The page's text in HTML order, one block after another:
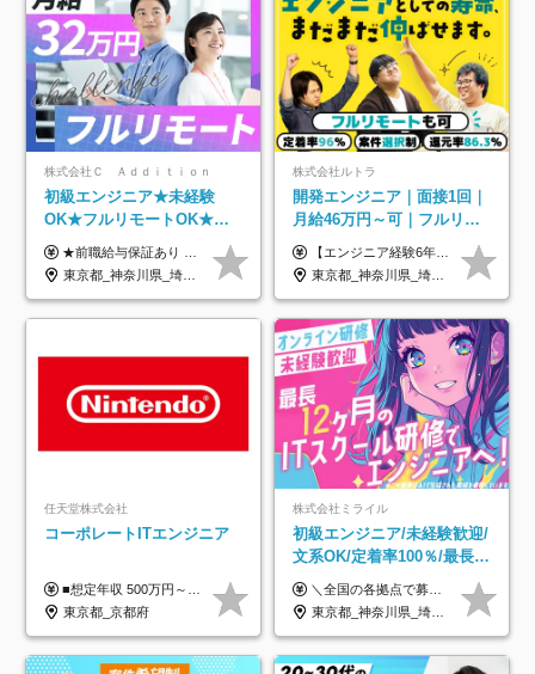
株式会社Ｃ Ａｄｄｉｔｉｏｎ
初級エンジニア★未経験
OK★フルリモートOK★月
給32万円～★残業月10h＆
年休120日以上★副業可
★前職給与保証あり ★月給32万円以上＋インセンティブあり 月給32万円以上＋インセンティブ＋各種手当 ※上記には固定残業代（月30時間・44,400円～）を含みます ※超過分は別途支給します ※試用期間はございません ★＼成果＝あなたの収入／★ 【1】案件単価ー8万円＝あなたの給与 参画したプロジェクトの案件単価から 一律8万円引いた金額があなたの給与です！ （月給例） ■1人称での構築・小規模な詳細設計 案件単価55万円ー8万円＝月給47万円（還元率85.5%） ■大型案件の設計・構築やプロジェクト管理 案件単価90万円ー8万円＝月給82万円（還元率91.1%） ‥‥‥‥‥‥‥‥‥‥‥‥‥‥‥‥‥‥ 【2】月給の他にも豊富なインセンティブあり 全員が月3～13万円のインセンティブをゲットしています！ ≪インセンティブ制度≫ 稼働している現場で増員・交代が発生し、 当社の人員を配属が決定した際に支給。 ◇C Addition正社員が参画 ：実粗利の10%／毎月 ◇協力会社所属の社員が参画：実粗利の30%／毎月 ≪リファラル制度≫ あなたの知り合いが当社のメンバーになった際に、 毎月1人あたり2万円支給します◎ ‥‥‥‥‥‥‥‥‥‥‥‥‥‥‥‥‥‥
東京都_神奈川県_埼玉県_千葉県_大阪府_愛知県_北海道_青森県_岩手県_宮城県_秋田県_山形県_福島県_茨城県_栃木県_群馬県_新潟県_山梨県_長野県_富山県_石川県_福井県_静岡県_岐阜県_三重県_兵庫県_京都府_滋賀県_奈良県_和歌山県_広島県_岡山県_鳥取県_島根県_山口県_徳島県_香川県_愛媛県_高知県_福岡県_熊本県_佐賀県_長崎県_大分県_宮崎県_鹿児島県_沖縄県
株式会社ルトラ
開発エンジニア｜面接1回｜
月給46万円～可｜フルリモ
ートも可｜案件選択制｜定
着率96％以上｜副業OK｜住
宅手当
【エンジニア経験6年以上の方】 月給46万円～100万円（固定残業代含む） ※上記月給には月30時間分の固定残業代（月8万7,400円～月19万円）を含む。超過分は全額支給。 【エンジニア経験4年以上の方】 月給42万円～100万円（固定残業代含む） ※上記月給には月30時間分の固定残業代（月7万9,800円～月19万円）を含む。超過分は全額支給。 【エンジニア経験4年未満の方】 月給38万円～100万円（固定残業代含む） ※上記月給には月30時間分の固定残業代（月7万2,200円～月19万円）を含む。超過分は全額支給。 ※経験、スキル、前職給与などを踏まえて決定。 ◆ルトラの給与制度のポイント！◆ ・社員の95%が入社時に年収UP！最高で300万円UPの実績も ・平均還元率86.3%（交通費・住宅手当・会社負担分の社保も含む） ・人柄やポテンシャルを評価し、スキル以上の希望年収を提示することも ・退職金制度やリファラル手当（平均50万円）あり
東京都_神奈川県_埼玉県_千葉県_大阪府_愛知県_北海道_青森県_岩手県_宮城県_秋田県_山形県_福島県_茨城県_栃木県_群馬県_新潟県_山梨県_長野県_富山県_石川県_福井県_静岡県_岐阜県_三重県_兵庫県_京都府_滋賀県_奈良県_和歌山県_広島県_岡山県_鳥取県_島根県_山口県_徳島県_香川県_愛媛県_高知県_福岡県_熊本県_佐賀県_長崎県_大分県_宮崎県_鹿児島県_沖縄県
任天堂株式会社
コーポレートITエンジニア
■想定年収 500万円～900万円 月給制 月給278,000円～ ※残業が発生した場合、残業代を別途全額支給します ※試用期間2ヶ月あり(待遇や給与に差異はありません)
東京都_京都府
株式会社ミライル
初級エンジニア/未経験歓迎/
文系OK/定着率100％/最長1
年の自社ITスクール研修あ
り/年休130日
＼全国の各拠点で募集中！／ 給与は以下の通り、勤務地により異なります。 札幌：月給23万円～27万円 仙台：月給22万円～26万円 新潟：月給22万円～26万円 東京：月給26万円～30万円 大阪：月給24万円～29万円 福岡：月給23.5万円～27万円 沖縄：月給21万円～26万円 ◎給与は知識や経験を考慮して決定します。 ◎残業は別途全額支給します。 ◎試用期間12カ月あり（給与は以下の通りです。その他条件に変更はありません） （試用期間の給与） 札幌：月給18.6万円～ 仙台：月給19万円～ 新潟：月給18万円～ 東京：月給22万円～ 大阪：月給20.8万円～ 福岡：月給19万円～ 沖縄：月給18万円～
東京都_神奈川県_埼玉県_千葉県_大阪府_愛知県_北海道_青森県_岩手県_宮城県_秋田県_山形県_福島県_茨城県_栃木県_群馬県_新潟県_山梨県_長野県_富山県_石川県_福井県_静岡県_岐阜県_三重県_兵庫県_京都府_滋賀県_奈良県_和歌山県_広島県_岡山県_鳥取県_島根県_山口県_徳島県_香川県_愛媛県_高知県_福岡県_熊本県_佐賀県_長崎県_大分県_宮崎県_鹿児島県_沖縄県